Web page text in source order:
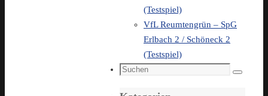
(Testspiel)
VfL Reumtengrün – SpG
Erlbach 2 / Schöneck 2
(Testspiel)
Suchen
Suchen